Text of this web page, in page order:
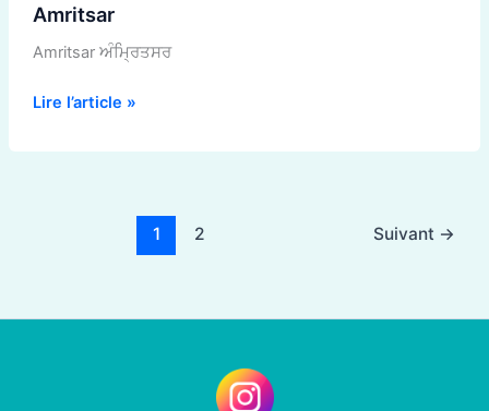
Amritsar
Amritsar ਅੰਮ੍ਰਿਤਸਰ
Lire l’article »
1 2 Suivant →